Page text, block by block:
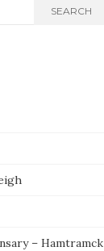
SEARCH
– Hamtramck